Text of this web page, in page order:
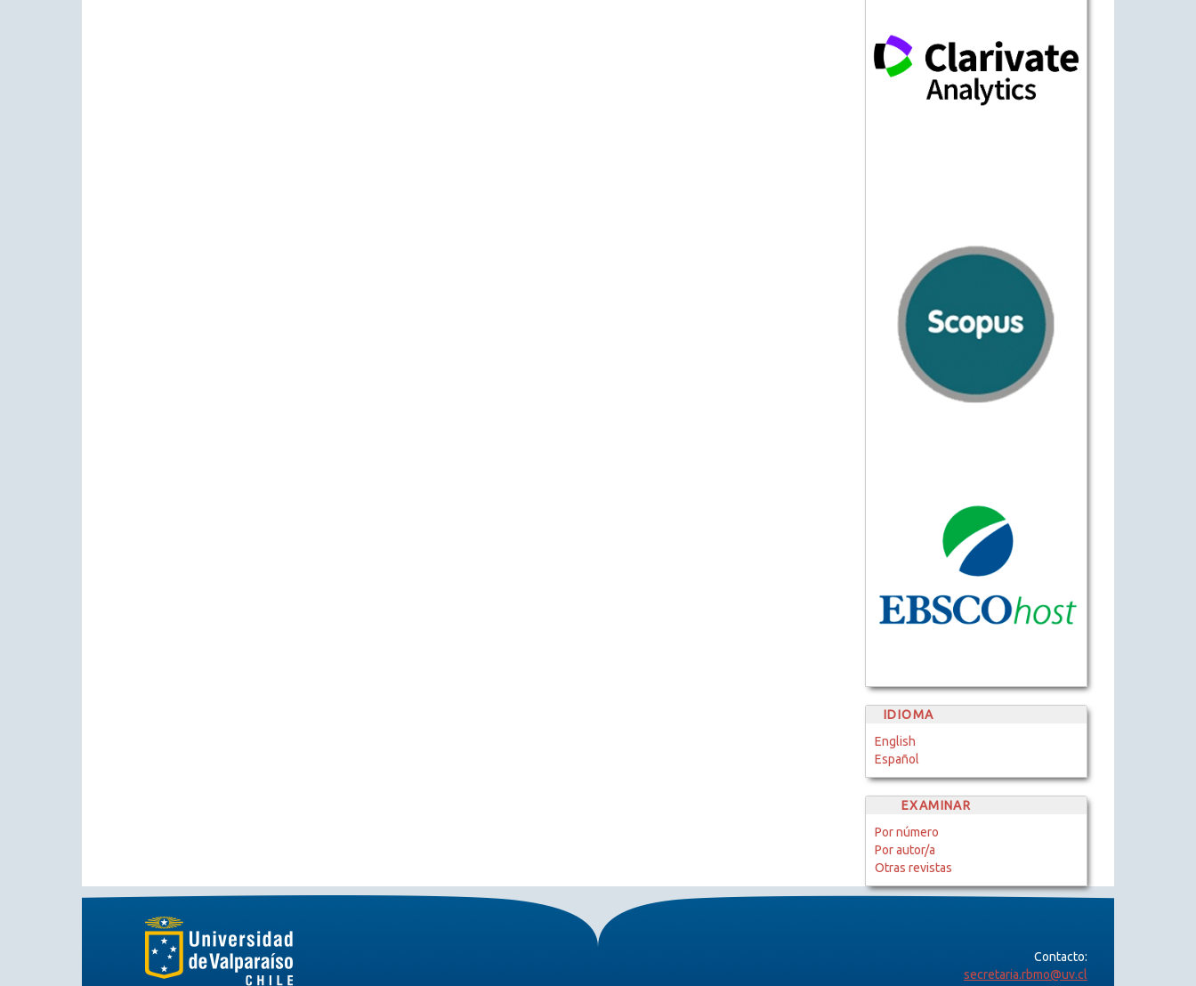
IDIOMA
English
Español
EXAMINAR
Por número
Por autor/a
Otras revistas
Contacto:
secretaria.rbmo@uv.cl